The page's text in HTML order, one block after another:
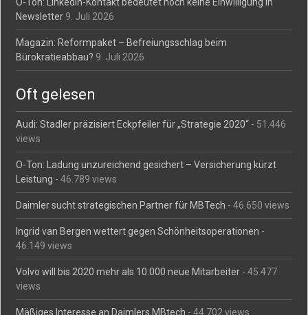
Newsletter 9. Juli 2026
Magazin: Reformpaket – Befreiungsschlag beim
Bürokratieabbau? 9. Juli 2026
Oft gelesen
Audi: Stadler präzisiert Eckpfeiler für „Strategie 2020“ - 51.446
views
O-Ton: Ladung unzureichend gesichert – Versicherung kürzt
Leistung - 46.789 views
Daimler sucht strategischen Partner für MBTech - 46.650 views
Ingrid van Bergen wettert gegen Schönheitsoperationen -
46.149 views
Volvo will bis 2020 mehr als 10.000 neue Mitarbeiter - 45.477
views
Mäßiges Interesse an Daimlers MBtech - 44.702 views